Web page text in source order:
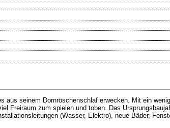
aus seinem Dornröschenschlaf erwecken. Mit ein
Freiraum zum spielen und toben. Das
(Wasser, Elektro), neue Bäder,